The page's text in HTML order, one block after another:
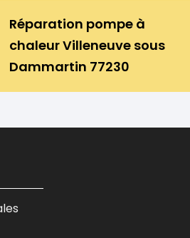
Réparation pompe à
chaleur Villeneuve sous
Dammartin 77230